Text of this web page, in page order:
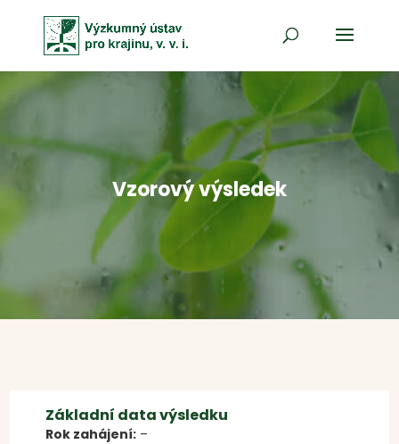
Vzorový výsledek
Základní data výsledku
Rok zahájení: –